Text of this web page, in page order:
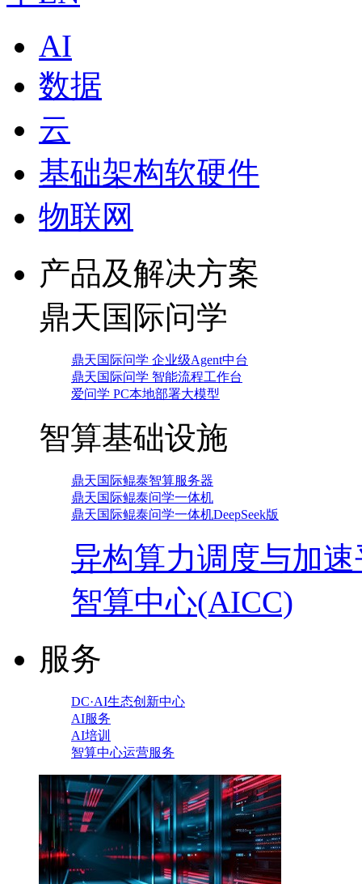
AI
数据
云
基础架构软硬件
物联网
产品及解决方案
鼎天国际问学
鼎天国际问学 企业级Agent中台
鼎天国际问学 智能流程工作台
爱问学 PC本地部署大模型
智算基础设施
鼎天国际鲲泰智算服务器
鼎天国际鲲泰问学一体机
鼎天国际鲲泰问学一体机DeepSeek版
异构算力调度与加
智算中心(AICC)
服务
DC·AI生态创新中心
AI服务
AI培训
智算中心运营服务